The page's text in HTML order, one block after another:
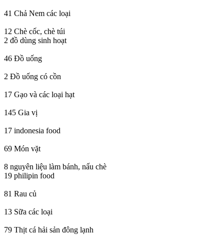
41 Chả Nem các loại
12 Chè cốc, chè túi
2 đồ dùng sinh hoạt
46 Đồ uống
2 Đồ uống có cồn
17 Gạo và các loại hạt
145 Gia vị
17 indonesia food
69 Món vặt
8 nguyên liệu làm bánh, nấu chè
19 philipin food
81 Rau củ
13 Sữa các loại
79 Thịt cá hải sản đông lạnh